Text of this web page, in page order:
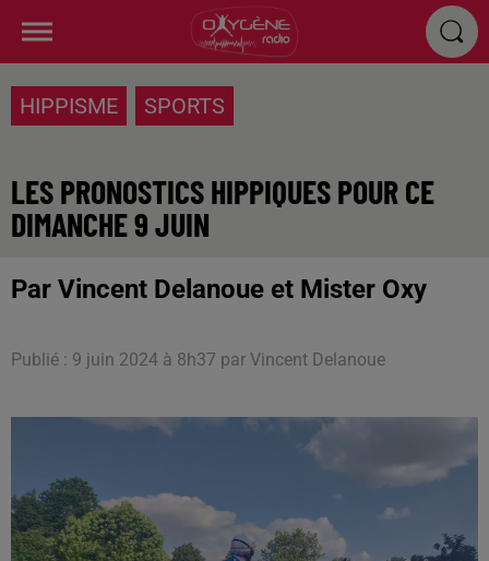
HIPPISME SPORTS
LES PRONOSTICS HIPPIQUES POUR CE
DIMANCHE 9 JUIN
Par Vincent Delanoue et Mister Oxy
Publié : 9 juin 2024 à 8h37 par Vincent Delanoue